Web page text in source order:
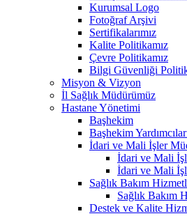
Kurumsal Logo
Fotoğraf Arşivi
Sertifikalarımız
Kalite Politikamız
Çevre Politikamız
Bilgi Güvenliği
Misyon & Vizyon
İl Sağlık Müdürümüz
Hastane Yönetimi
Başhekim
Başhekim
İdari ve Mali İşler
İdari ve Mali
İdari ve Mali
Sağlık Bakım
Sağlık Bakım
Destek ve Kalite